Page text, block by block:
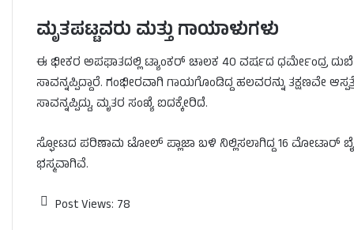
ಮೃತಪಟ್ಟವರು ಮತ್ತು ಗಾಯಾಳುಗಳು
ಈ ಭೀಕರ ಅಪಘಾತದಲ್ಲಿ ಟ್ಯಾಂಕರ್ ಚಾಲಕ 40 ವರ್ಷದ ಧರ್ಮೇಂದ್ರ
ಸಾವನ್ನಪ್ಪಿದ್ದಾರೆ. ಗಂಭೀರವಾಗಿ ಗಾಯಗೊಂಡಿದ್ದ ಹಲವರನ್ನು ತಕ್ಷಣವೇ
ಸಾವನ್ನಪ್ಪಿದ್ದು, ಮೃತರ ಸಂಖ್ಯೆ ಐದಕ್ಕೇರಿದೆ.
ಸ್ಫೋಟದ ಪರಿಣಾಮ ಟೋಲ್ ಪ್ಲಾಜಾ ಬಳಿ ನಿಲ್ಲಿಸಲಾಗಿದ್ದ 16 ಮೋಟಾರ್
ಭಸ್ಮವಾಗಿವೆ.
Post Views: 78